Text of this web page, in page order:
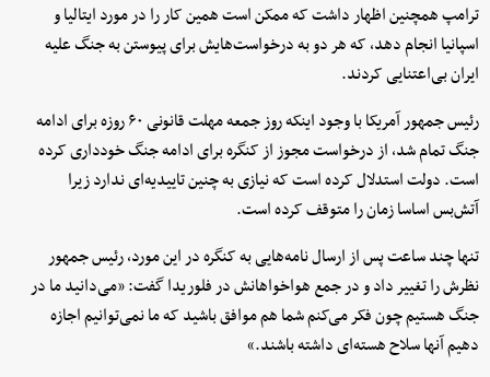
ترامپ همچنین اظهار داشت که ممکن است همین کار را در مورد ایتالیا و
اسپانیا انجام دهد، که هر دو به درخواست‌هایش برای پیوستن به جنگ علیه
ایران بی‌اعتنایی کردند.
رئیس جمهور آمریکا با وجود اینکه روز جمعه مهلت قانونی ۶۰ روزه برای ادامه
جنگ تمام شد، از درخواست مجوز از کنگره برای ادامه جنگ خودداری کرده
است. دولت استدلال کرده است که نیازی به چنین تاییدیه‌ای ندارد زیرا
آتش‌بس اساسا زمان را متوقف کرده است.
تنها چند ساعت پس از ارسال نامه‌هایی به کنگره در این مورد، رئیس جمهور
نظرش را تغییر داد و در جمع هواخواهانش در فلوریدا گفت: «می‌دانید ما در
جنگ هستیم چون فکر می‌کنم شما هم موافق باشید که ما نمی‌توانیم اجازه
دهیم آنها سلاح هسته‌ای داشته باشند.»